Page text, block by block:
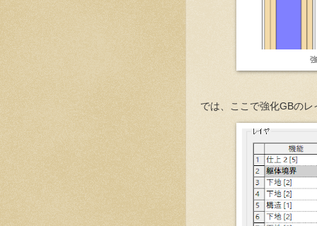
では、ここで強化GBの